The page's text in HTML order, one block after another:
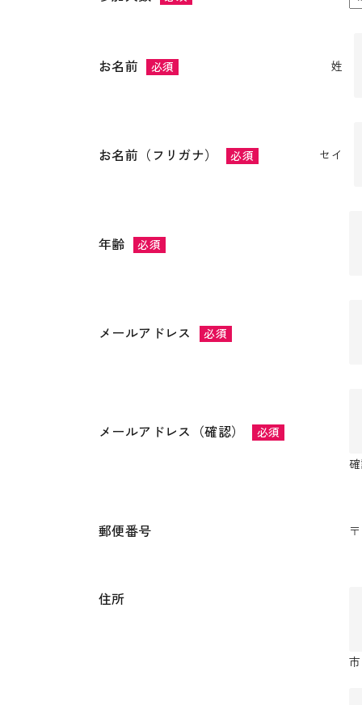
お名前 必須 姓
お名前（フリガナ） 必須 セイ
年齢 必須
メールアドレス 必須
メールアドレス（確認）
必須
郵便番号 〒
住所